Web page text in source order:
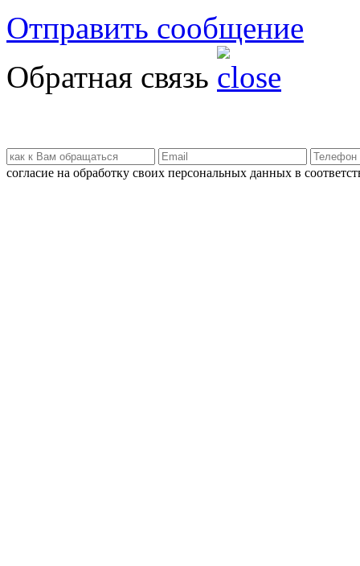
Отправить сообщение
Обратная связь
согласие на обработку своих персональных данных в